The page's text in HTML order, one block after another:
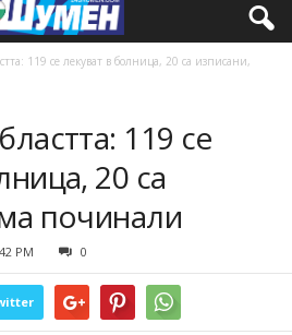
119 се лекуват в болница, 20 са изписани,
119 се
20 са
починали
PM 0